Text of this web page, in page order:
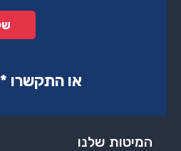
או התקשרו ‏*2129‏
המיטות שלנו